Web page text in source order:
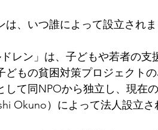
、いつ誰によって設立され
レン」は、子どもや若者の支
もの貧困対策プロジェクト
て同NPOから独立し、現在
Okuno）によって法人設立